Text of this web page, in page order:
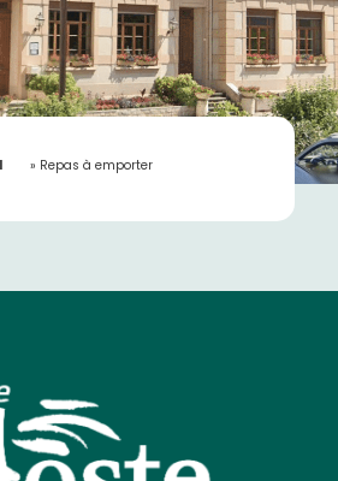
» Repas à emporter